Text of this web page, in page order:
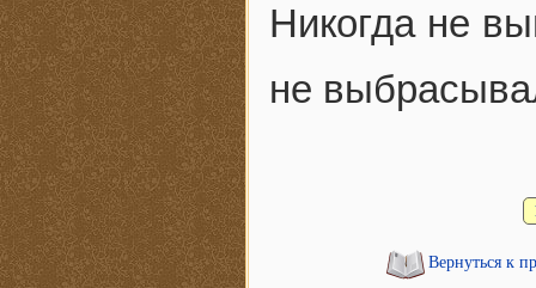
Никогда не
не
Вернуться к